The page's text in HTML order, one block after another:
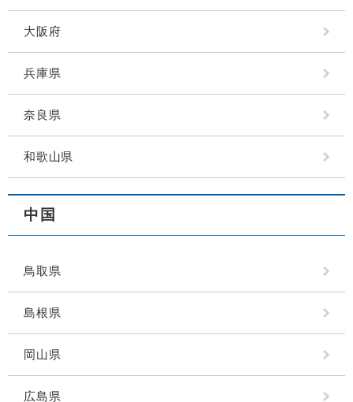
大阪府
兵庫県
奈良県
和歌山県
中国
鳥取県
島根県
岡山県
広島県